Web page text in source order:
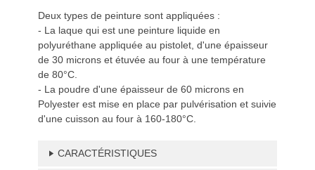
Deux types de peinture sont appliquées :
- La laque qui est une peinture liquide en
polyuréthane appliquée au pistolet, d'une épaisseur
de 30 microns et étuvée au four à une température
de 80°C.
- La poudre d'une épaisseur de 60 microns en
Polyester est mise en place par pulvérisation et suivie
d'une cuisson au four à 160-180°C.
CARACTÉRISTIQUES